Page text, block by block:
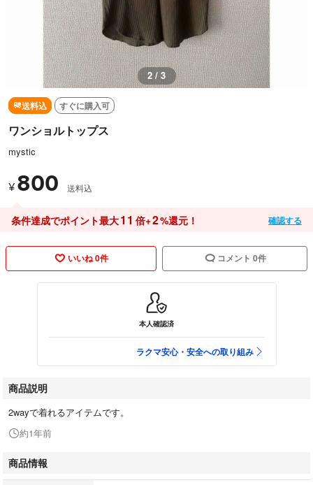
2 / 3
送料込 すぐに購入可
ワンショルトップス
mystic
¥ 800 送料込
条件達成でポイント最大11 倍+2%還元！ 確認する
いいね 0件 コメント 0件
本人確認済
ラクマ安心・安全への取り組み
商品説明
2wayで着れるアイテムです。
約1年前
商品情報